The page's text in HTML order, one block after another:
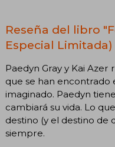
Reseña del libro
Especial
Paedyn Gray y Kai Azer
que se han encontrado
imaginado. Paedyn
cambiará su vida. Lo
destino (y el destino de
siempre.